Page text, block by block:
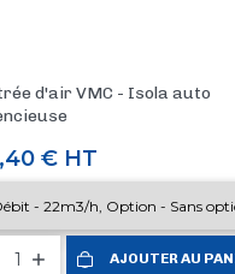
d'air VMC - Isola auto
€ HT
AJOUTER AU